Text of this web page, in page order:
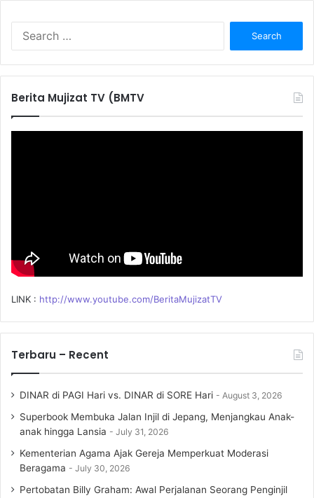
r
f
o
Berita Mujizat TV (BMTV
LINK : http://www.youtube.com/BeritaMujizatTV
Terbaru – Recent
DINAR di PAGI Hari vs. DINAR di SORE Hari August 3, 2026
Superbook Membuka Jalan Injil di Jepang, Menjangkau Anak-
anak hingga Lansia
July 31, 2026
Kementerian Agama Ajak Gereja Memperkuat Moderasi
Beragama
July 30, 2026
Pertobatan Billy Graham: Awal Perjalanan Seorang Penginjil